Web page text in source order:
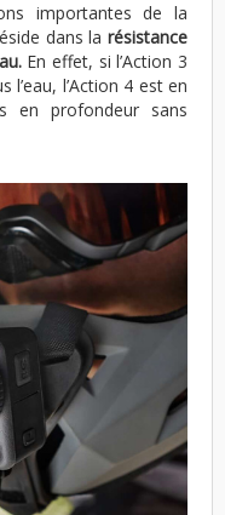
importantes de la
dans la résistance
En effet, si l’Action 3
l’eau, l’Action 4 est en
en profondeur sans